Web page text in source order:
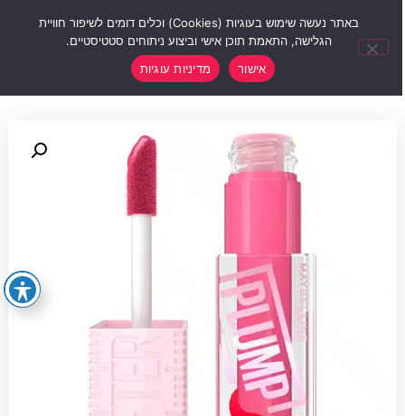
באתר נעשה שימוש בעוגיות (Cookies) וכלים דומים לשיפור חוויית
הגלישה, התאמת תוכן אישי וביצוע ניתוחים סטטיסטיים.
אישור
מדיניות עוגיות